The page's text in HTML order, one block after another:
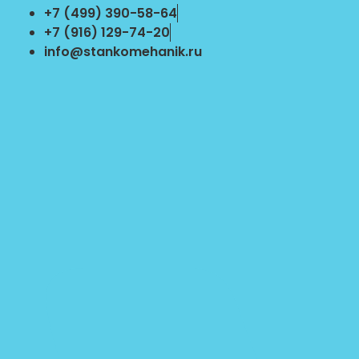
Перейти
содержимому
+7 (499) 390-58-64
+7 (916) 129-74-20
info@stankomehanik.ru